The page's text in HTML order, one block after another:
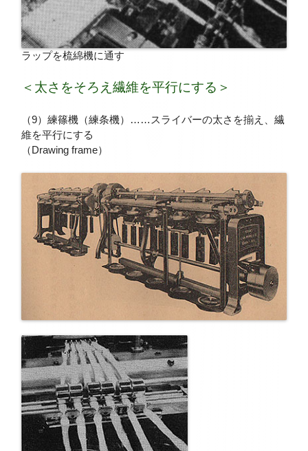
ラップを梳綿機に通す
＜太さをそろえ繊維を平行にする＞
（9）練篠機（練条機）……スライバーの太さを揃え、繊
維を平行にする
（Drawing frame）